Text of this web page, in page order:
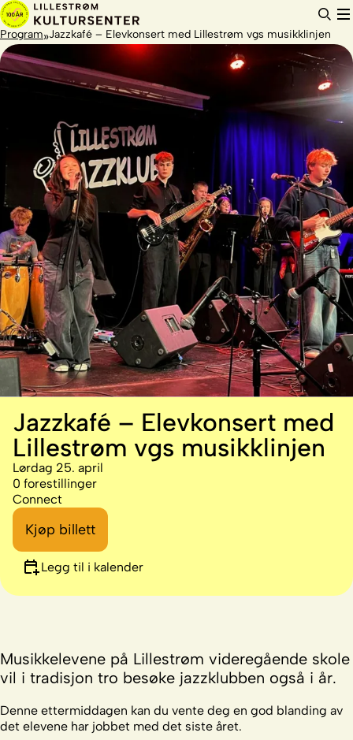
Hopp
til
innhold
Program»Jazzkafé – Elevkonsert med Lillestrøm vgs musikklinjen
Jazzkafé – Elevkonsert med
Lillestrøm vgs musikklinjen
Lørdag 25. april
0 forestillinger
Connect
Kjøp billett
Legg til i kalender
Musikkelevene på Lillestrøm videregående skole
vil i tradisjon tro besøke jazzklubben også i år.
Denne ettermiddagen kan du vente deg en god blanding av
det elevene har jobbet med det siste året.